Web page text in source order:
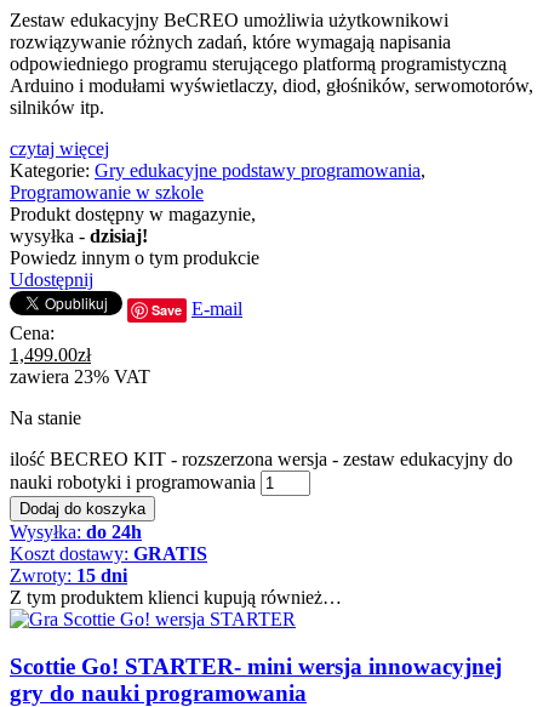
Zestaw edukacyjny BeCREO umożliwia użytkownikowi
rozwiązywanie różnych zadań, które wymagają napisania
odpowiedniego programu sterującego platformą programistyczną
Arduino i modułami wyświetlaczy, diod, głośników, serwomotorów,
silników itp.
czytaj więcej
Kategorie: Gry edukacyjne podstawy programowania,
Programowanie w szkole
Produkt dostępny w magazynie,
wysyłka - dzisiaj!
Powiedz innym o tym produkcie
Udostępnij
Save E-mail
Cena:
1,499.00zł
zawiera 23% VAT
Na stanie
ilość BECREO KIT - rozszerzona wersja - zestaw edukacyjny do
nauki robotyki i programowania
Dodaj do koszyka
Wysyłka: do 24h
Koszt dostawy: GRATIS
Zwroty: 15 dni
Z tym produktem klienci kupują również…
Scottie Go! STARTER- mini wersja innowacyjnej
gry do nauki programowania